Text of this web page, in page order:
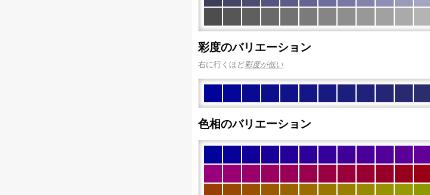
彩度のバリエーション
右に行くほど彩度が低い
色相のバリエーション